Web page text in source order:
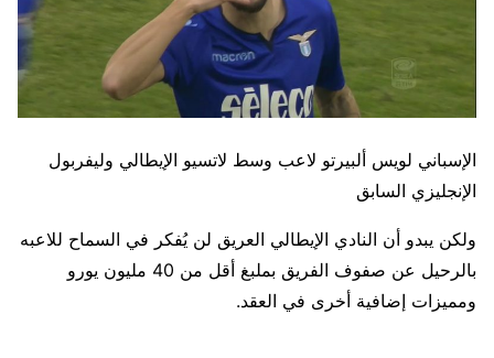
الإسباني لويس ألبيرتو لاعب وسط لاتسيو الإيطالي وليفربول
الإنجليزي السابق
ولكن يبدو أن النادي الإيطالي العريق لن يُفكر في السماح للاعبه
بالرحيل عن صفوف الفريق بملبغ أقل من 40 مليون يورو
ومميزات إضافية أخرى في العقد.